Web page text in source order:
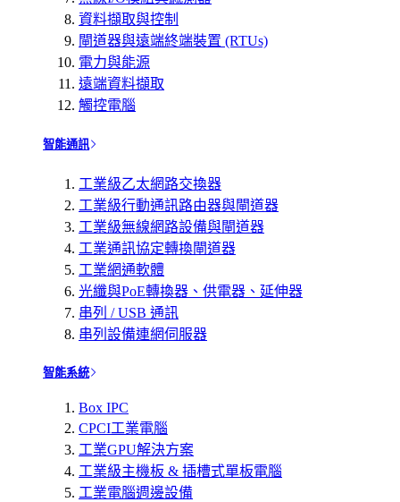
資料擷取與控制
閘道器與遠端終端裝置 (RTUs)
電力與能源
遠端資料擷取
觸控電腦
智能通訊
工業級乙太網路交換器
工業級行動通訊路由器與閘道器
工業級無線網路設備與閘道器
工業通訊協定轉換閘道器
工業網通軟體
光纖與PoE轉換器、供電器、延伸器
串列 / USB 通訊
串列設備連網伺服器
智能系統
Box IPC
CPCI工業電腦
工業GPU解決方案
工業級主機板 & 插槽式單板電腦
工業電腦週邊設備